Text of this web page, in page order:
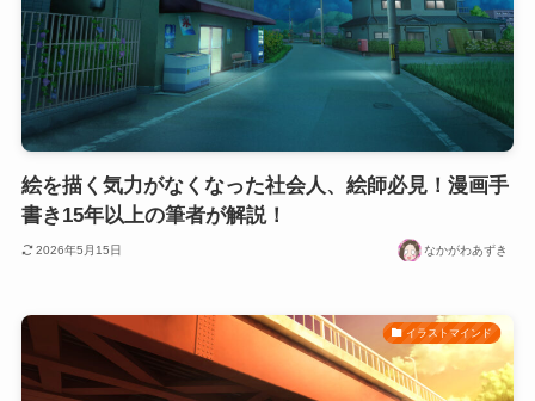
絵を描く気力がなくなった社会人、絵師必見！漫画手
書き15年以上の筆者が解説！
2026年5月15日 なかがわあずき
イラストマインド